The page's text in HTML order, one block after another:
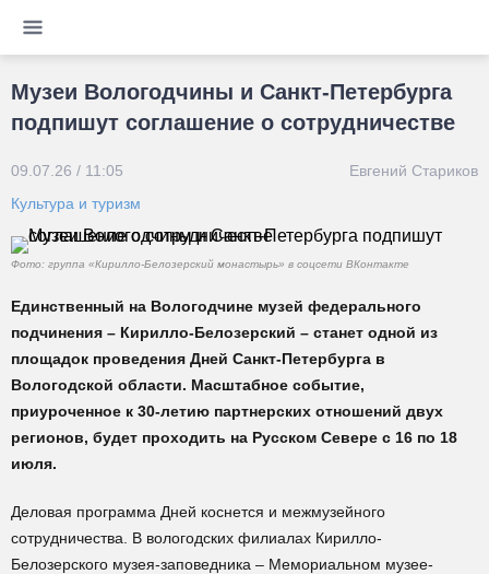
Музеи Вологодчины и Санкт-Петербурга
подпишут соглашение о сотрудничестве
09.07.26 / 11:05
Евгений Стариков
Культура и туризм
Фото: группа «Кирилло-Белозерский монастырь» в соцсети ВКонтакте
Единственный на Вологодчине музей федерального
подчинения – Кирилло-Белозерский – станет одной из
площадок проведения Дней Санкт-Петербурга в
Вологодской области. Масштабное событие,
приуроченное к 30-летию партнерских отношений двух
регионов, будет проходить на Русском Севере с 16 по 18
июля.
Деловая программа Дней коснется и межмузейного
сотрудничества. В вологодских филиалах Кирилло-
Белозерского музея-заповедника – Мемориальном музее-